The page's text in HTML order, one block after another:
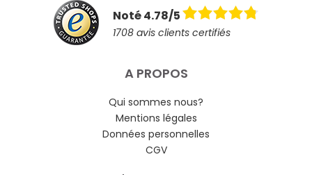
Noté 4.78/5
1708 avis clients certifiés
A PROPOS
Qui sommes nous?
Mentions légales
Données personnelles
CGV